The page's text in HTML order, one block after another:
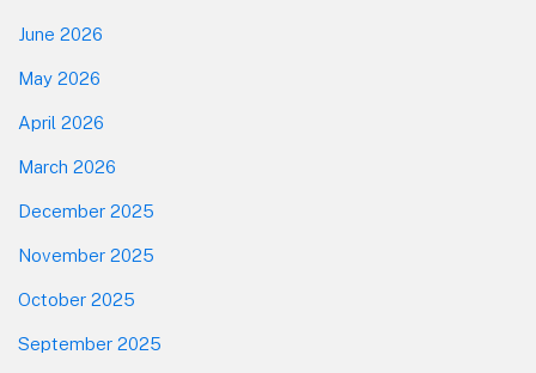
June 2026
May 2026
April 2026
March 2026
December 2025
November 2025
October 2025
September 2025